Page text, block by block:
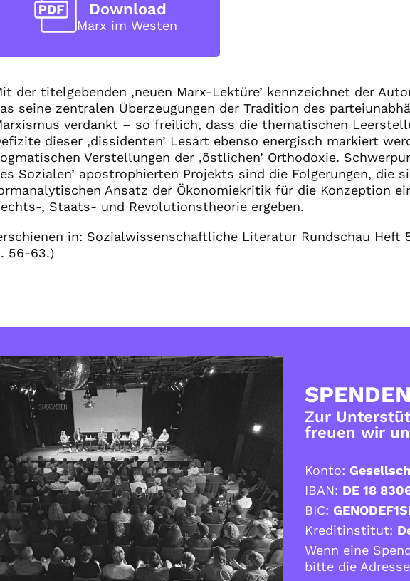
Download
Marx im Westen
der titelgebenden ‚neuen Marx-Lektüre’ kennzeichnet der
seine zentralen Überzeugungen der Tradition des
verdankt – so freilich, dass die thematischen
dieser ‚dissidenten’ Lesart ebenso energisch markiert
Verstellungen der ‚östlichen’ Orthodoxie.
Sozialen’ apostrophierten Projekts sind die Folgerungen, die
Ansatz der Ökonomiekritik für die Konzeption
, Staats- und Revolutionstheorie ergeben.
in: Sozialwissenschaftliche Literatur Rundschau Heft
56-63.)
SPENDEN
Zur
freuen wir
Konto:
IBAN: DE 18
BIC:
Kreditinstitut:
Wenn eine
bitte die